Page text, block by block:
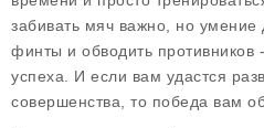
забивать мяч важно, но умение
финты и обводить противников
успеха. И если вам удастся
совершенства, то победа вам